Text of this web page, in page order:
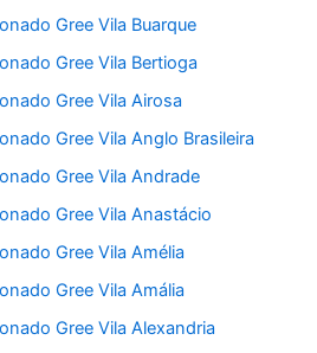
Gree Vila Buarque
Gree Vila Bertioga
Gree Vila Airosa
Gree Vila Anglo Brasileira
Gree Vila Andrade
Gree Vila Anastácio
Gree Vila Amélia
Gree Vila Amália
Gree Vila Alexandria